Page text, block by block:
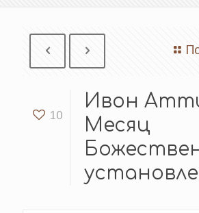
10
Ивон
Месяц